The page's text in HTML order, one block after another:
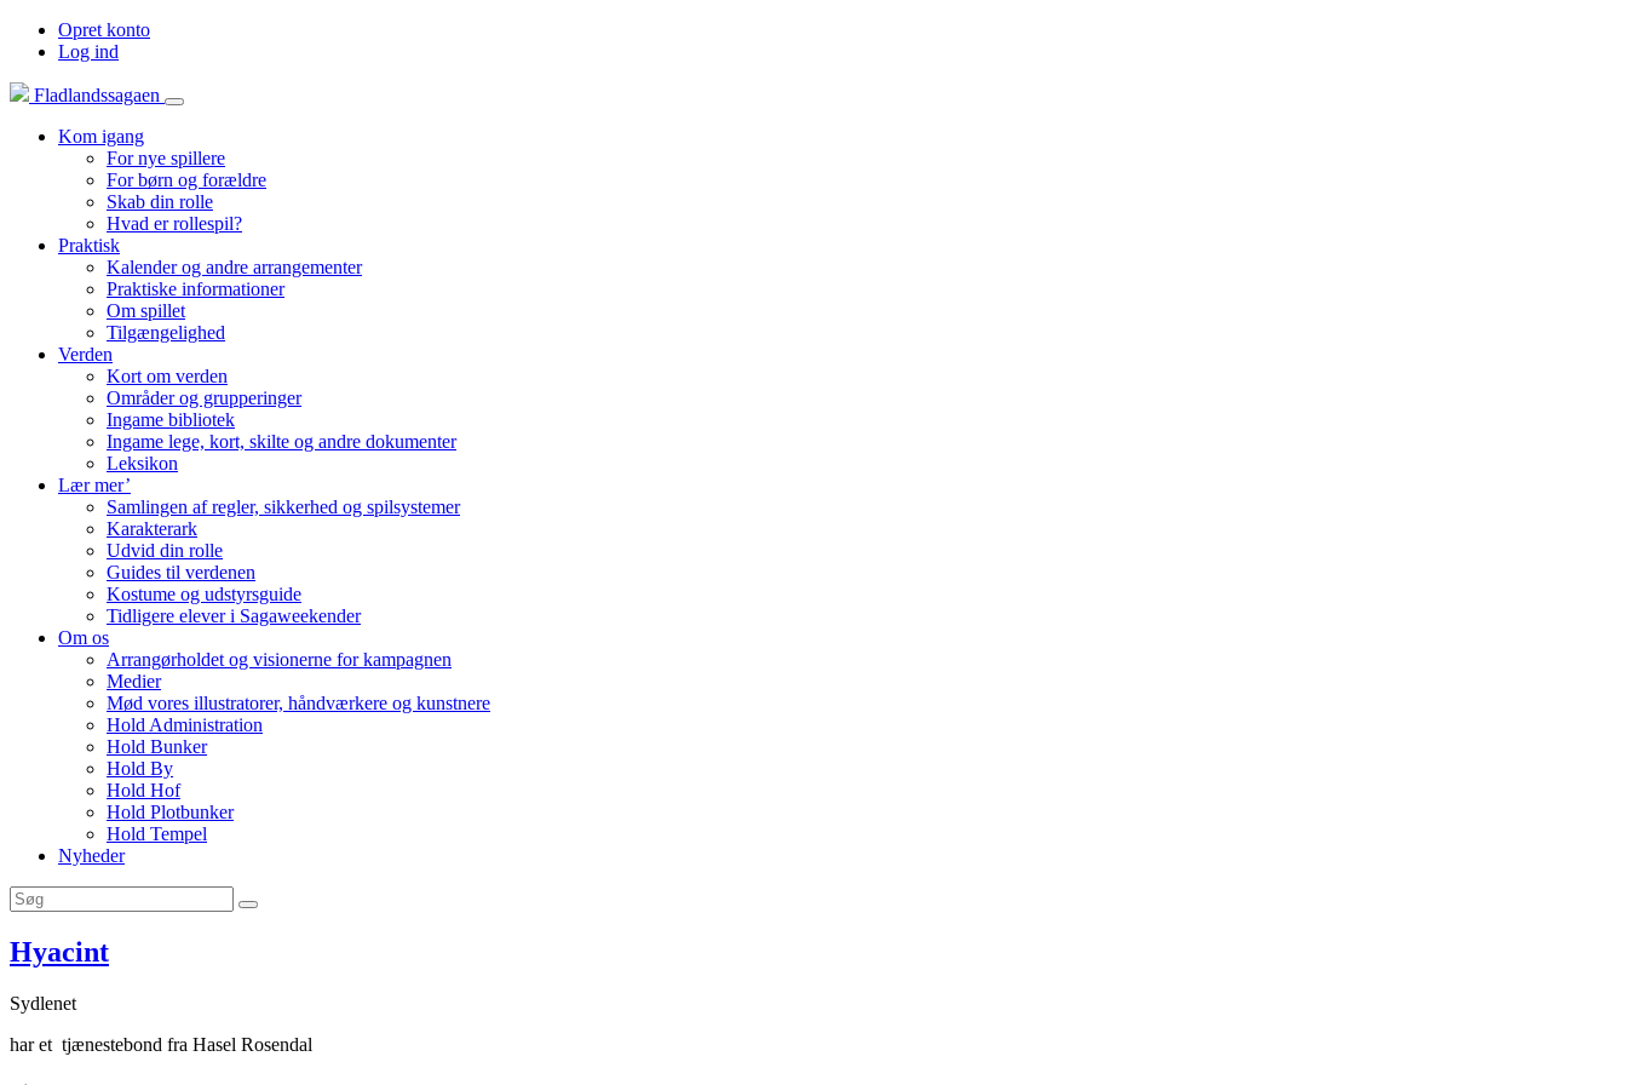
Opret konto
Log ind
Fladlandssagaen
Kom igang
For nye spillere
For børn og forældre
Skab din rolle
Hvad er rollespil?
Praktisk
Kalender og andre arrangementer
Praktiske informationer
Om spillet
Tilgængelighed
Verden
Kort om verden
Områder og grupperinger
Ingame bibliotek
Ingame lege, kort, skilte og andre dokumenter
Leksikon
Lær mer’
Samlingen af regler, sikkerhed og spilsystemer
Karakterark
Udvid din rolle
Guides til verdenen
Kostume og udstyrsguide
Tidligere elever i Sagaweekender
Om os
Arrangørholdet og visionerne for kampagnen
Medier
Mød vores illustratorer, håndværkere og kunstnere
Hold Administration
Hold Bunker
Hold By
Hold Hof
Hold Plotbunker
Hold Tempel
Nyheder
Hyacint
Sydlenet
har et tjænestebond fra Hasel Rosendal